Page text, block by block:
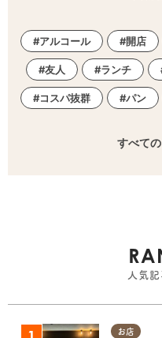
アルコール 開店
友人 ランチ
コスパ抜群 パン
すべて
人気
お店